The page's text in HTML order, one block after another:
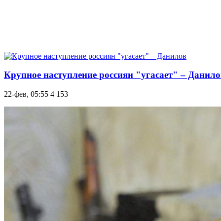
Крупное наступление россиян "угасает" –
22-фев, 05:55 4 153